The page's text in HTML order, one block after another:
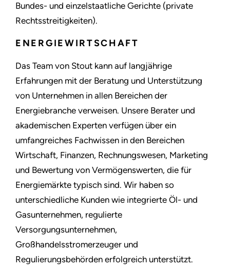
Bundes- und einzelstaatliche Gerichte (private
Rechtsstreitigkeiten).
ENERGIEWIRTSCHAFT
Das Team von Stout kann auf langjährige
Erfahrungen mit der Beratung und Unterstützung
von Unternehmen in allen Bereichen der
Energiebranche verweisen. Unsere Berater und
akademischen Experten verfügen über ein
umfangreiches Fachwissen in den Bereichen
Wirtschaft, Finanzen, Rechnungswesen, Marketing
und Bewertung von Vermögenswerten, die für
Energiemärkte typisch sind. Wir haben so
unterschiedliche Kunden wie integrierte Öl- und
Gasunternehmen, regulierte
Versorgungsunternehmen,
Großhandelsstromerzeuger und
Regulierungsbehörden erfolgreich unterstützt.